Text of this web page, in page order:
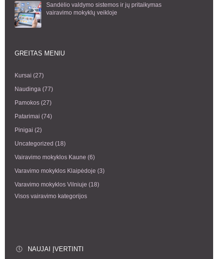
Sandėlio valdymo sistemos ir jų pritaikymas
vairavimo mokyklų veikloje
GREITAS MENIU
Kursai (27)
Naudinga (77)
Pamokos (27)
Patarimai (74)
Pinigai (2)
Uncategorized (18)
Vairavimo mokyklos Kaune (6)
Varavimo mokyklos Klaipėdoje (3)
Varavimo mokyklos Vilniuje (18)
Visos vairavimo kategorijos
NAUJAI ĮVERTINTI